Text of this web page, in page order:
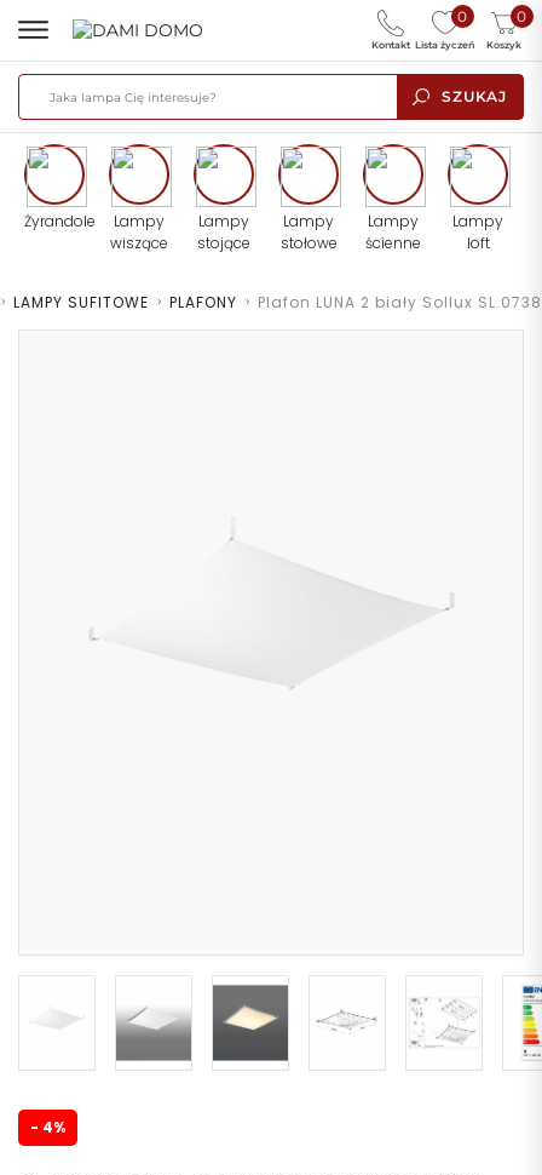
SZUKAJ
0
Lista życzeń
0
Koszyk
Kontakt
Żyrandole
Lampy
wiszące
Lampy
stojące
Lampy
stołowe
Lampy
ścienne
Lampy
loft
> LAMPY SUFITOWE > PLAFONY > Plafon LUNA 2 biały Sollux SL.0738
- 4%